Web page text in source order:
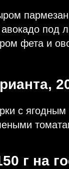
пармезан
под
фета и
с
г на